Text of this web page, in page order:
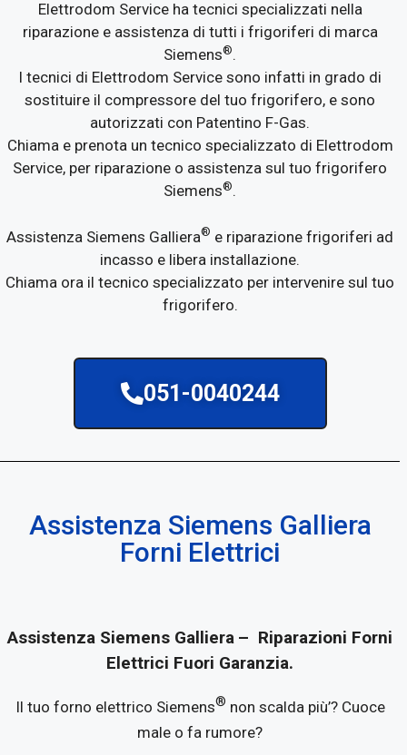
Elettrodom Service ha tecnici specializzati nella
riparazione e assistenza di tutti i frigoriferi di marca
Siemens®.
I tecnici di Elettrodom Service sono infatti in grado di
sostituire il compressore del tuo frigorifero, e sono
autorizzati con Patentino F-Gas.
Chiama e prenota un tecnico specializzato di Elettrodom
Service, per riparazione o assistenza sul tuo frigorifero
Siemens®.
Assistenza Siemens Galliera® e riparazione frigoriferi ad
incasso e libera installazione.
Chiama ora il tecnico specializzato per intervenire sul tuo
frigorifero.
051-0040244
Assistenza Siemens Galliera
Forni Elettrici
Assistenza Siemens Galliera – Riparazioni Forni
Elettrici Fuori Garanzia.
Il tuo forno elettrico Siemens® non scalda più’? Cuoce
male o fa rumore?